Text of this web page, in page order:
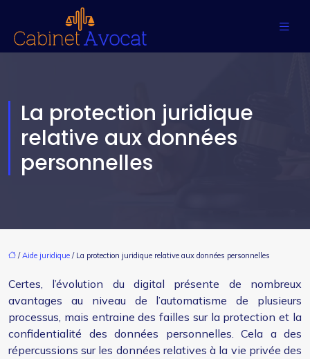
La protection juridique
relative aux données
personnelles
/Aide juridique / La protection juridique relative aux données personnelles
Certes, l’évolution du digital présente de nombreux
avantages au niveau de l’automatisme de plusieurs
processus, mais entraine des failles sur la protection et la
confidentialité des données personnelles. Cela a des
répercussions sur les données relatives à la vie privée des